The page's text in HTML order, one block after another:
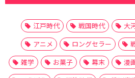
江戸時代 戦国時代 大
アニメ
ロングセラー
雑学
お菓子 幕末 漫